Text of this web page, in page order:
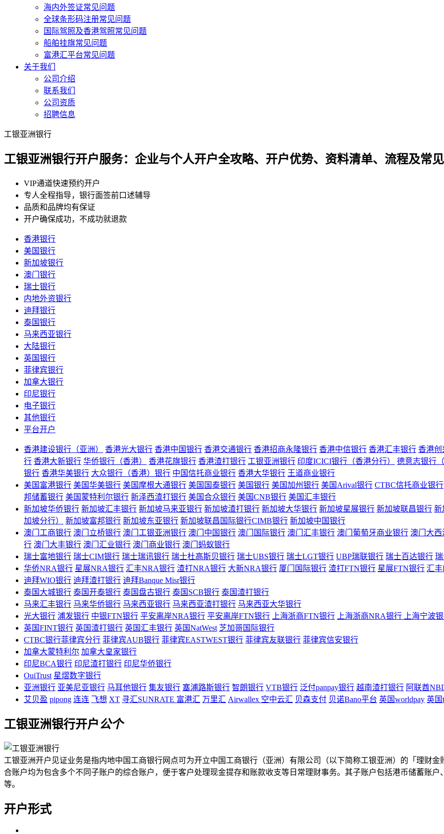
海内外签证常见问题
全球条形码注册常见问题
国际驾照及香港驾照常见问题
船舶挂旗常见问题
富港汇平台常见问题
关于我们
公司介绍
联系我们
公司资质
招聘信息
工银亚洲银行
工银亚洲银行开户服务：企业与个人开户全攻略、开户优势、资料清单、流程及常
VIP通道快速预约开户
专人全程指导，银行面签前口述辅导
品质和品牌均有保证
开户确保成功，不成功就退款
香港银行
美国银行
新加坡银行
澳门银行
瑞士银行
内地外资银行
迪拜银行
泰国银行
马来西亚银行
大陆银行
英国银行
菲律宾银行
加拿大银行
印尼银行
电子银行
其他银行
平台开户
香港建设银行（亚洲） 香港光大银行 香港中国银行 香港交通银行 香港招商永隆银行 香港中信银行 香港汇丰银行 香港
行 香港大新银行 华侨银行（香港） 香港花旗银行 香港渣打银行 工银亚洲银行 印度ICICI银行（香港分行）
德意志银行
银行 香港华美银行 大众银行（香港）银行 中国信托商业银行 香港大华银行 王道商业银行
美国富港银行 美国华美银行 美国摩根大通银行 美国国泰银行 美国银行 美国加州银行 美国Arival银行 CTBC信托商业银行
邦储蓄银行 美国蒙特利尔银行 新泽西渣打银行 美国合众银行 美国CNB银行 美国汇丰银行
新加坡华侨银行 新加坡汇丰银行 新加坡马来亚银行 新加坡渣打银行 新加坡大华银行 新加坡星展银行 新加坡联昌银行 新
加坡分行）
新加坡富邦银行 新加坡东亚银行 新加坡联昌国际银行CIMB银行 新加坡中国银行
澳门工商银行 澳门立桥银行 澳门工银亚洲银行 澳门中国银行 澳门国际银行 澳门汇丰银行 澳门葡萄牙商业银行 澳门大西
行 澳门大丰银行 澳门汇业银行 澳门商业银行 澳门蚂蚁银行
瑞士富地银行 瑞士CIM银行 瑞士瑞讯银行 瑞士杜高斯贝银行 瑞士UBS银行 瑞士LGT银行 UBP瑞联银行 瑞士百达银行
华侨NRA银行 星展NRA银行 汇丰NRA银行 渣打NRA银行 大新NRA银行 厦门国际银行 渣打FTN银行 星展FTN银行 汇
迪拜WIO银行 迪拜渣打银行 迪拜Banque Misr银行
泰国大城银行 泰国开泰银行 泰国盘古银行 泰国SCB银行 泰国渣打银行
马来汇丰银行 马来华侨银行 马来西亚银行 马来西亚渣打银行 马来西亚大华银行
光大银行 浦发银行 中银FTN银行 平安离岸NRA银行 平安离岸FTN银行 上海浙商FTN银行 上海浙商NRA银行
上海宁波
英国FINT银行 英国渣打银行 英国汇丰银行 英国NatWest 芝加哥国际银行
CTBC银行菲律宾分行 菲律宾AUB银行 菲律宾EASTWEST银行 菲律宾友联银行 菲律宾信安银行
加拿大蒙特利尔 加拿大皇家银行
印尼BCA银行 印尼渣打银行 印尼华侨银行
OuiTrust 星熠数字银行
亚洲银行 亚美尼亚银行 马耳他银行 集友银行 塞浦路斯银行 智朗银行 VTB银行 泛付panpay银行 越南渣打银行 阿联酋
艾贝盈 pipong 连连 飞想 XT 寻汇SUNRATE 富港汇 万里汇 Airwallex 空中云汇 贝森支付 贝诺Bano平台 英国worldpay 英国
工银亚洲银行开户公个
工银亚洲开户见证业务是指内地中国工商银行网点可为开立中国工商银行（亚洲）有限公司（以下简称工银亚洲）的「理财
合账户均为包含多个不同子账户的综合账户，便于客户处理现金提存和账款收支等日常理财事务。其子账户包括港币储蓄账
等。
开户形式